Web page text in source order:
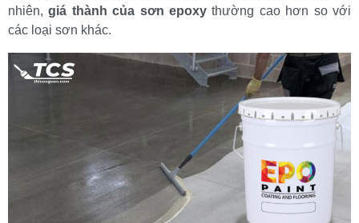
nhiên, giá thành của sơn epoxy thường cao hơn so với
các loại sơn khác.